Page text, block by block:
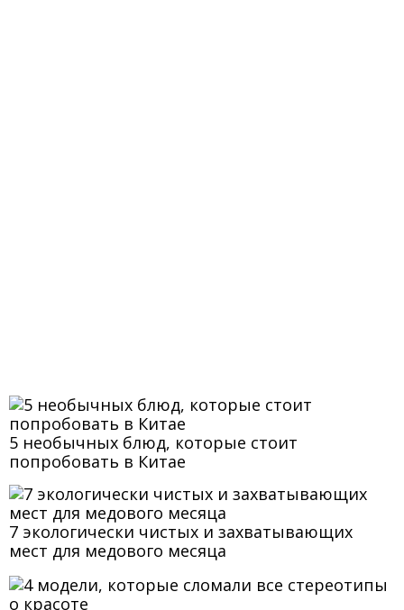
5 необычных блюд, которые стоит
попробовать в Китае
7 экологически чистых и захватывающих
мест для медового месяца